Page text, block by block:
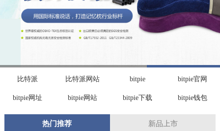
比特派 比特派网站 bitpie bitpie官网
bitpie网址 bitpie网站 bitpie下载 bitpie钱包
热门推荐 新品上市